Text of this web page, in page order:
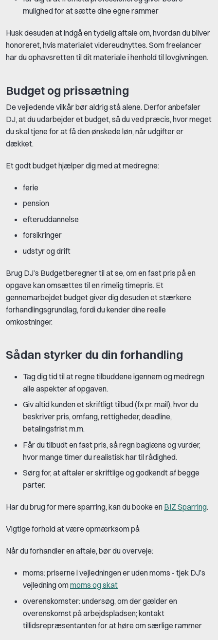
mulighed for at sætte dine egne rammer
Husk desuden at indgå en tydelig aftale om, hvordan du bliver
honoreret, hvis materialet videreudnyttes. Som freelancer
har du ophavsretten til dit materiale i henhold til lovgivningen.
Budget og prissætning
De vejledende vilkår bør aldrig stå alene. Derfor anbefaler
DJ, at du udarbejder et budget, så du ved præcis, hvor meget
du skal tjene for at få den ønskede løn, når udgifter er
dækket.
Et godt budget hjælper dig med at medregne:
ferie
pension
efteruddannelse
forsikringer
udstyr og drift
Brug DJ’s Budgetberegner til at se, om en fast pris på en
opgave kan omsættes til en rimelig timepris. Et
gennemarbejdet budget giver dig desuden et stærkere
forhandlingsgrundlag, fordi du kender dine reelle
omkostninger.
Sådan styrker du din forhandling
Tag dig tid til at regne tilbuddene igennem og medregn
alle aspekter af opgaven.
Giv altid kunden et skriftligt tilbud (fx pr. mail), hvor du
beskriver pris, omfang, rettigheder, deadline,
betalingsfrist m.m.
Får du tilbudt en fast pris, så regn baglæns og vurder,
hvor mange timer du realistisk har til rådighed.
Sørg for, at aftaler er skriftlige og godkendt af begge
parter.
Har du brug for mere sparring, kan du booke en BIZ Sparring.
Vigtige forhold at være opmærksom på
Når du forhandler en aftale, bør du overveje:
moms: priserne i vejledningen er uden moms - tjek DJ’s
vejledning ommoms og skat
overenskomster: undersøg, om der gælder en
overenskomst på arbejdspladsen; kontakt
tillidsrepræsentanten for at høre om særlige rammer